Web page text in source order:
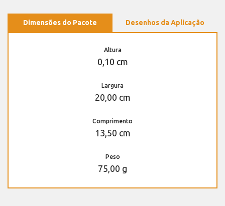
Dimensões do Pacote Desenhos da Aplicação
Altura
0,10 cm
Largura
20,00 cm
Comprimento
13,50 cm
Peso
75,00 g